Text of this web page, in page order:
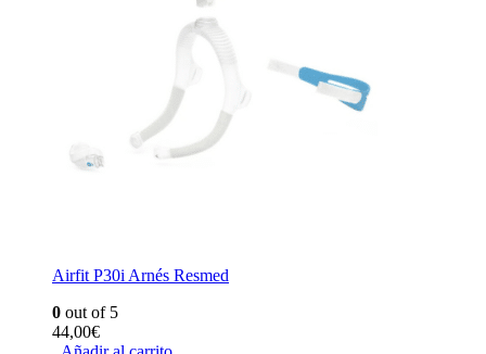
Airfit P30i Arnés Resmed
0 out of 5
44,00€